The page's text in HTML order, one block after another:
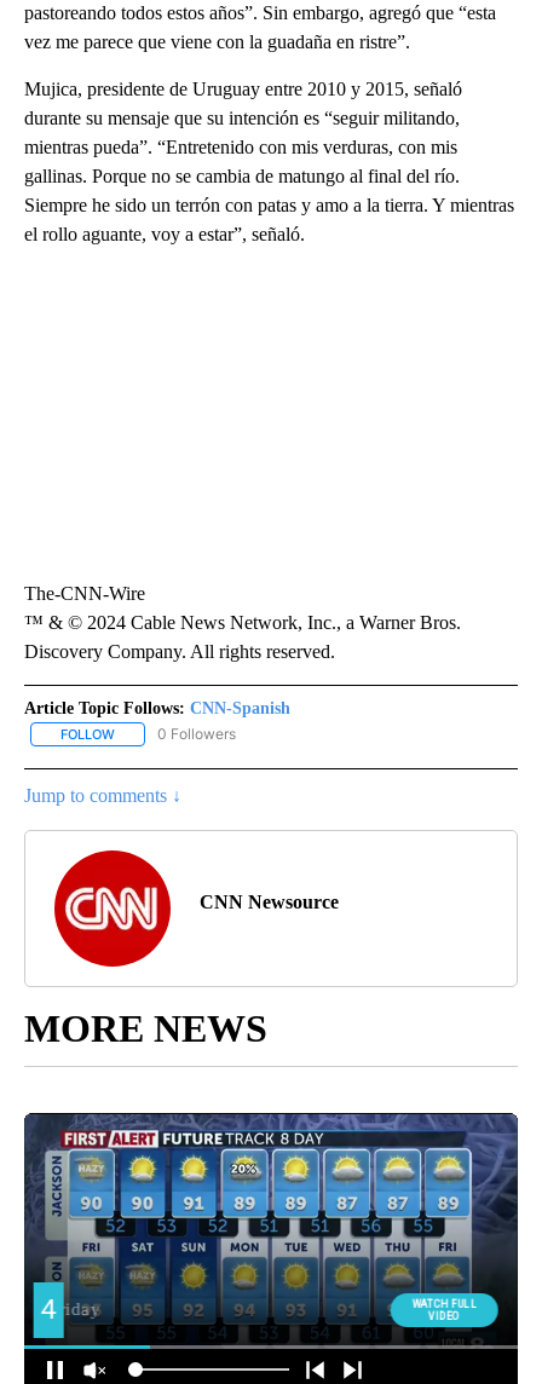
pastoreando todos estos años”. Sin embargo, agregó que “esta
vez me parece que viene con la guadaña en ristre”.
Mujica, presidente de Uruguay entre 2010 y 2015, señaló
durante su mensaje que su intención es “seguir militando,
mientras pueda”. “Entretenido con mis verduras, con mis
gallinas. Porque no se cambia de matungo al final del río.
Siempre he sido un terrón con patas y amo a la tierra. Y mientras
el rollo aguante, voy a estar”, señaló.
The-CNN-Wire
™ & © 2024 Cable News Network, Inc., a Warner Bros.
Discovery Company. All rights reserved.
Article Topic Follows: CNN-Spanish
FOLLOW FOLLOW "CNN-SPANISH" TO RECEIVE NOTIFICATIONS ABOUT
0 Followers
Jump to comments ↓
CNN Newsource
MORE NEWS